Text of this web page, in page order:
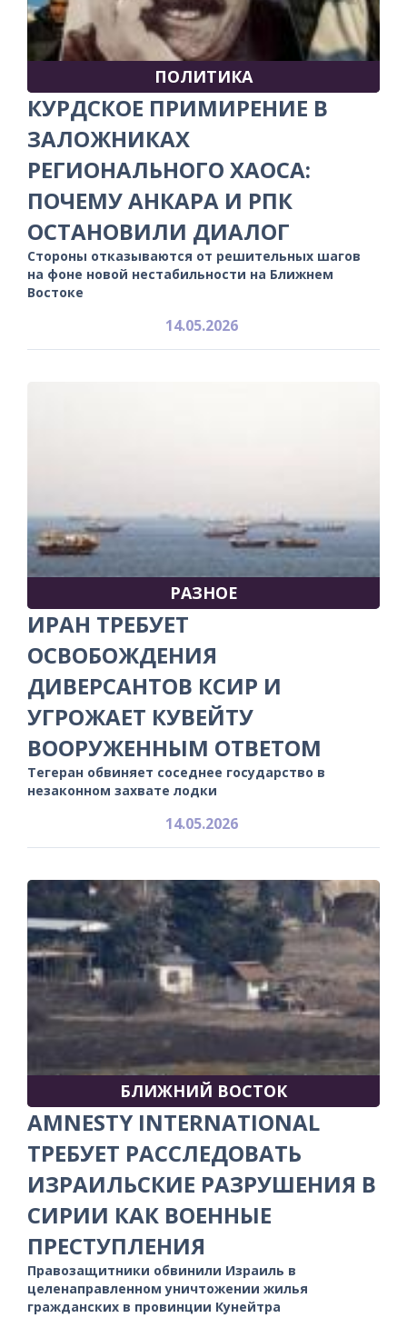
ПОЛИТИКА
КУРДСКОЕ ПРИМИРЕНИЕ В
ЗАЛОЖНИКАХ
РЕГИОНАЛЬНОГО ХАОСА:
ПОЧЕМУ АНКАРА И РПК
ОСТАНОВИЛИ ДИАЛОГ
Стороны отказываются от решительных шагов
на фоне новой нестабильности на Ближнем
Востоке
14.05.2026
РАЗНОЕ
ИРАН ТРЕБУЕТ
ОСВОБОЖДЕНИЯ
ДИВЕРСАНТОВ КСИР И
УГРОЖАЕТ КУВЕЙТУ
ВООРУЖЕННЫМ ОТВЕТОМ
Тегеран обвиняет соседнее государство в
незаконном захвате лодки
14.05.2026
БЛИЖНИЙ ВОСТОК
AMNESTY INTERNATIONAL
ТРЕБУЕТ РАССЛЕДОВАТЬ
ИЗРАИЛЬСКИЕ РАЗРУШЕНИЯ В
СИРИИ КАК ВОЕННЫЕ
ПРЕСТУПЛЕНИЯ
Правозащитники обвинили Израиль в
целенаправленном уничтожении жилья
гражданских в провинции Кунейтра